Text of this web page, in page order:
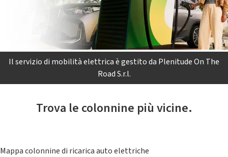
Il servizio di mobilità elettrica è gestito da Plenitude On The
Road S.r.l.
Trova le colonnine più vicine.
Mappa colonnine di ricarica auto elettriche